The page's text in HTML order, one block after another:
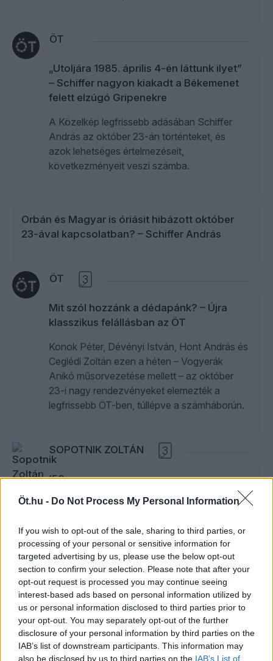
Öt.hu - Do Not Process My Personal Information
If you wish to opt-out of the sale, sharing to third parties, or
processing of your personal or sensitive information for
targeted advertising by us, please use the below opt-out
section to confirm your selection. Please note that after your
opt-out request is processed you may continue seeing
interest-based ads based on personal information utilized by
us or personal information disclosed to third parties prior to
your opt-out. You may separately opt-out of the further
disclosure of your personal information by third parties on the
IAB’s list of downstream participants. This information may
also be disclosed by us to third parties on the IAB’s List of
ÖT
„Utoljára 1985. április 4-én láttunk ilyet”
– Schiffer nagyon kiakadt a Békemenet
felett elzúgó Gripenekre
A Közelkép legfrissebb adásában Schiffer
András az október 23-án történteket, és
azok lehetséges értelmezéseit,
következményeit veszi számba.
Orbán és Magyar is óriásit hibázott október
23-ával kapcsolatban? – Schiffer András
ÖT 3
Mit szól hozzánk a dédapánk? – Újra
klasszikus felállásban az ÖT
Konok Péter, Dévényi István, Hont András és
Ceglédi Zoltán ezen a héten – Vogyerák
Anikó műsorvezetése mellett – az október
23-i nagy rendezvényeket elemezték a
legfrissebb ÖT-ben, túllépve a számháborún.
SOPOTNIK ZOLTÁN 3
’56 gramm
Egész életemben a kilókkal és hasammal
százötvenezer grammosan pesszimista
vagyok az eddigieket illetően. Anyám ’56-
ban a salgótarjáni tömegbe lövetéskor
kétévesen feküdt a járdán nagyanyámmal, és
úgy tettek, mintha meghaltak volna. Biszku
sohasem bánta meg. Tőlem meg csak ennyi
telik, ez a százötvenezer gramm. Így bukik
’56 bennem, általam.